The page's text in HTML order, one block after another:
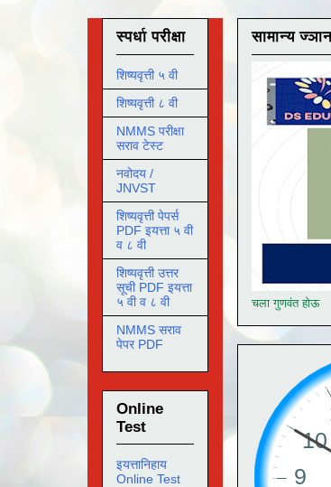
सामान्य
चला गुणवंत होऊ
स्पर्धा परीक्षा
शिष्यवृत्ती ५ वी
शिष्यवृत्ती ८ वी
NMMS परीक्षा
सराव टेस्ट
नवोदय /
JNVST
शिष्यवृत्ती पेपर्स
PDF इयत्ता ५ वी
व ८ वी
शिष्यवृत्ती उत्तर
सूची PDF इयत्ता
५ वी व ८ वी
NMMS सराव
पेपर PDF
Online
Test
इयत्तानिहाय
Online Test